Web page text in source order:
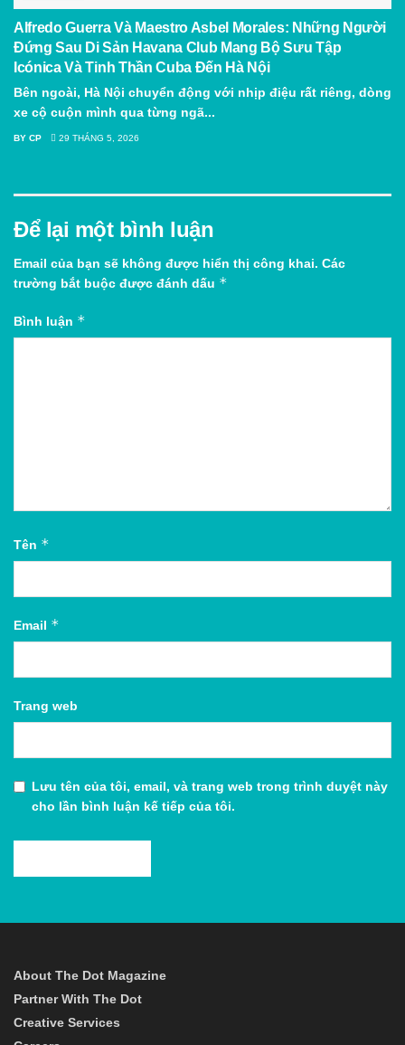
Alfredo Guerra Và Maestro Asbel Morales: Những Người
Đứng Sau Di Sản Havana Club Mang Bộ Sưu Tập
Icónica Và Tinh Thần Cuba Đến Hà Nội
Bên ngoài, Hà Nội chuyển động với nhịp điệu rất riêng, dòng
xe cộ cuộn mình qua từng ngã...
BY CP 29 THÁNG 5, 2026
Để lại một bình luận
Email của bạn sẽ không được hiển thị công khai. Các
trường bắt buộc được đánh dấu *
Bình luận *
Tên *
Email *
Trang web
Lưu tên của tôi, email, và trang web trong trình duyệt này
cho lần bình luận kế tiếp của tôi.
About The Dot Magazine
Partner With The Dot
Creative Services